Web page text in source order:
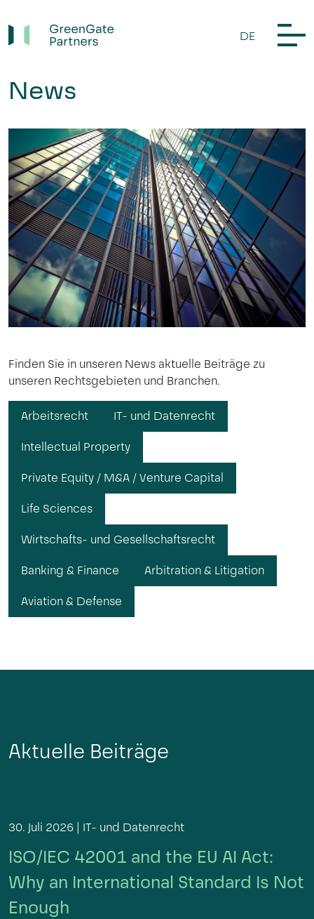
DE
News
Finden Sie in unseren News aktuelle Beiträge zu
unseren Rechtsgebieten und Branchen.
Arbeitsrecht IT- und Datenrecht
Intellectual Property
Private Equity / M&A / Venture Capital
Life Sciences
Wirtschafts- und Gesellschaftsrecht
Banking & Finance Arbitration & Litigation
Aviation & Defense
Aktuelle Beiträge
30. Juli 2026 | IT- und Datenrecht
ISO/IEC 42001 and the EU AI Act:
Why an International Standard Is Not
Enough